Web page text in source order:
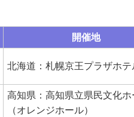
開催地
北海道：札幌京王プラザホテ
高知県：高知県立県民文化ホ
（オレンジホール）